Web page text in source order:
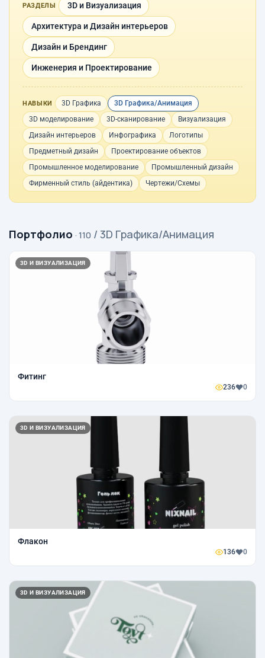
РАЗДЕЛЫ 3D и Визуализация
Архитектура и Дизайн интерьеров
Дизайн и Брендинг
Инженерия и Проектирование
НАВЫКИ 3D Графика
3D Графика/Анимация
3D моделирование
3D-сканирование
Визуализация
Дизайн интерьеров
Инфографика
Логотипы
Предметный дизайн
Проектирование объектов
Промышленное моделирование
Промышленный дизайн
Фирменный стиль (айдентика)
Чертежи/Схемы
Портфолио · 110 / 3D Графика/Анимация
3D И ВИЗУАЛИЗАЦИЯ
Фитинг
236 0
3D И ВИЗУАЛИЗАЦИЯ
Флакон
136 0
3D И ВИЗУАЛИЗАЦИЯ